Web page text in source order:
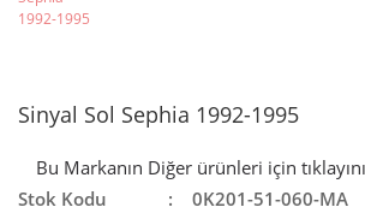
Sinyal Sol Sephia 1992-1995
Bu Markanın Diğer ürünleri için
Stok Kodu
0K201-51-060-MA